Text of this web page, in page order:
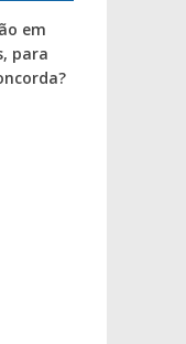
em
para